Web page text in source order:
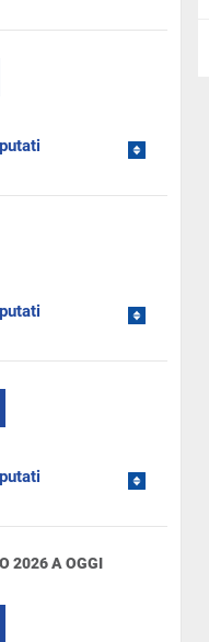
2026 A OGGI